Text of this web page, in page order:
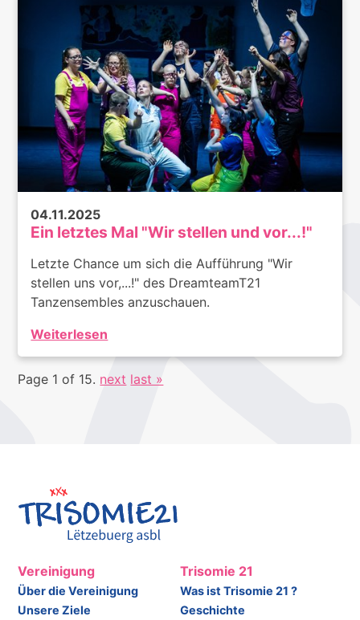
04.11.2025
Ein letztes Mal "Wir stellen und vor...!"
Letzte Chance um sich die Aufführung "Wir
stellen uns vor,...!" des DreamteamT21
Tanzensembles anzuschauen.
Weiterlesen
Page 1 of 15. next last »
Vereinigung
Über die Vereinigung
Unsere Ziele
Trisomie 21
Was ist Trisomie 21 ?
Geschichte